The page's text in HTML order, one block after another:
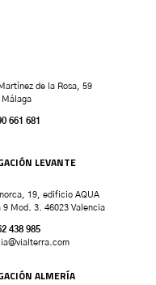
de la Rosa, 59
Málaga
661 681
LEVANTE
19, edificio AQUA
9 Mod. 3. 46023 Valencia
438 985
@vialterra.com
ALMERÍA